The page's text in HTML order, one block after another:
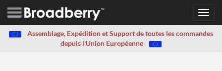
Assemblage, Expédition et Support de toutes les commandes
depuis l'Union Européenne